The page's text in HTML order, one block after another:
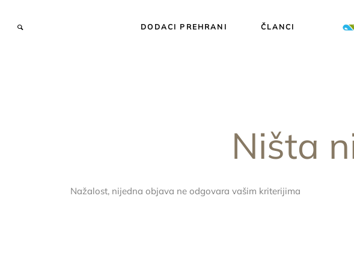
DODACI PREHRANI ČLANCI
Ništa
Nažalost, nijedna objava ne odgovara vašim kriterijima